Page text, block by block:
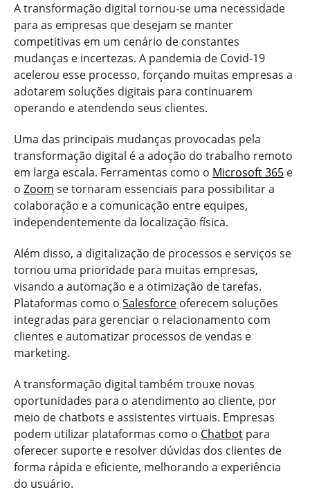
A transformação digital tornou-se uma necessidade
para as empresas que desejam se manter
competitivas em um cenário de constantes
mudanças e incertezas. A pandemia de Covid-19
acelerou esse processo, forçando muitas empresas a
adotarem soluções digitais para continuarem
operando e atendendo seus clientes.
Uma das principais mudanças provocadas pela
transformação digital é a adoção do trabalho remoto
em larga escala. Ferramentas como o Microsoft 365 e
o Zoom se tornaram essenciais para possibilitar a
colaboração e a comunicação entre equipes,
independentemente da localização física.
Além disso, a digitalização de processos e serviços se
tornou uma prioridade para muitas empresas,
visando a automação e a otimização de tarefas.
Plataformas como o Salesforce oferecem soluções
integradas para gerenciar o relacionamento com
clientes e automatizar processos de vendas e
marketing.
A transformação digital também trouxe novas
oportunidades para o atendimento ao cliente, por
meio de chatbots e assistentes virtuais. Empresas
podem utilizar plataformas como o Chatbot para
oferecer suporte e resolver dúvidas dos clientes de
forma rápida e eficiente, melhorando a experiência
do usuário.